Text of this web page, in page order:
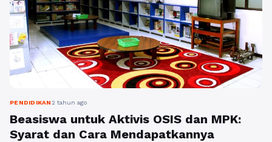
PENDIDIKAN2 tahun ago
Beasiswa untuk Aktivis OSIS dan MPK:
Syarat dan Cara Mendapatkannya